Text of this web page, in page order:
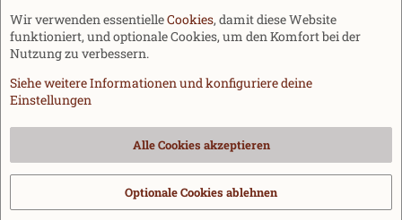
Cookies
Datenschutz
Hilfe und Impressum
Start
S
Community platform by XenForo® © 2010-2026 XenForo Ltd.
via s9e/MediaSites
Wir verwenden essentielleCookies, damit diese Website
funktioniert, und optionale Cookies, um den Komfort bei der
Nutzung zu verbessern.
Siehe weitere Informationen und konfiguriere deine
Einstellungen
Alle Cookies akzeptieren
Optionale Cookies ablehnen